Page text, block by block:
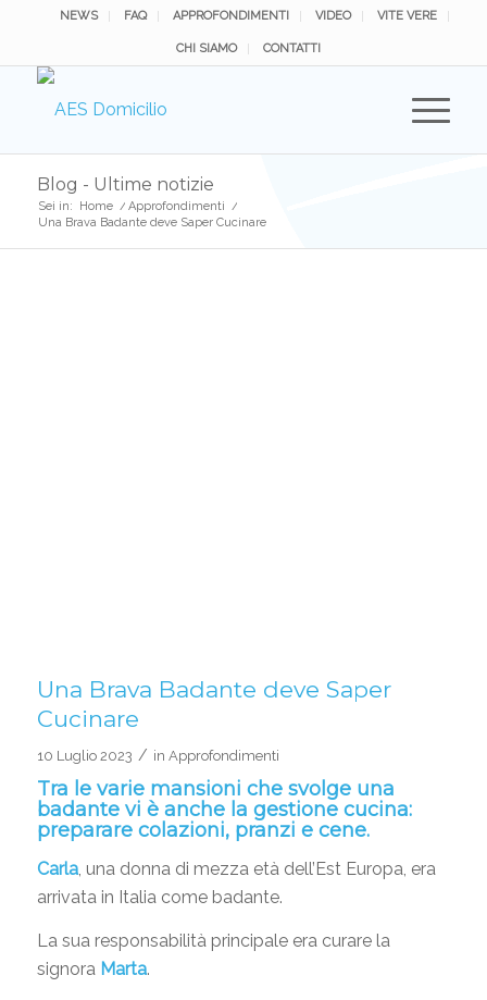
NEWS FAQ APPROFONDIMENTI VIDEO VITE VERE
CHI SIAMO CONTATTI
Blog - Ultime notizie
Sei in: Home / Approfondimenti /
Una Brava Badante deve Saper Cucinare
Una Brava Badante deve Saper
Cucinare
10 Luglio 2023 / in Approfondimenti
Tra le varie mansioni che svolge una
badantevi è anche la gestione cucina:
preparare colazioni, pranzi e cene.
Carla, una donna di mezza età dell’Est Europa, era
arrivata in Italia come badante.
La sua responsabilità principale era curare la
signora Marta.